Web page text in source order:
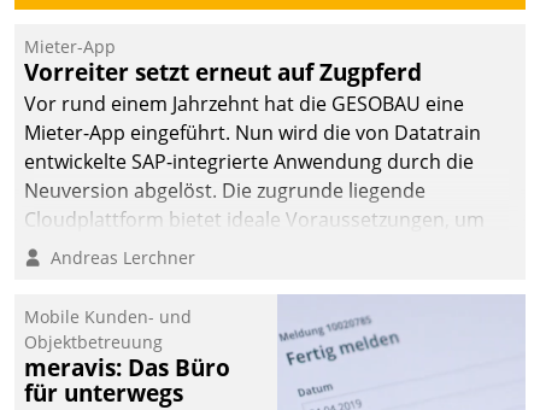
Mieter-App
Vorreiter setzt erneut auf Zugpferd
Vor rund einem Jahrzehnt hat die GESOBAU eine
Mieter-App eingeführt. Nun wird die von Datatrain
entwickelte SAP-integrierte Anwendung durch die
Neuversion abgelöst. Die zugrunde liegende
Cloudplattform bietet ideale Voraussetzungen, um
die Funktionalität der App zu erweitern und weitere
integrieren.
Andreas Lerchner
Mobile Kunden- und
Objektbetreuung
meravis: Das Büro
für unterwegs